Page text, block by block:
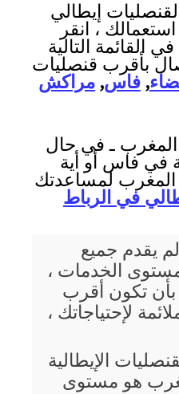
إيطالي
، انقر
القائمة التالية
بأقرب قنصليات
,فاس,مراكش
ـ في حال
في فاس أو أية
المغرب لمساعدتك
في الرباط
لم يقدم جميع
الخدمات ،
تكون أقرب
لإحتياجاتك ،
الإيطالية
هو مستوى